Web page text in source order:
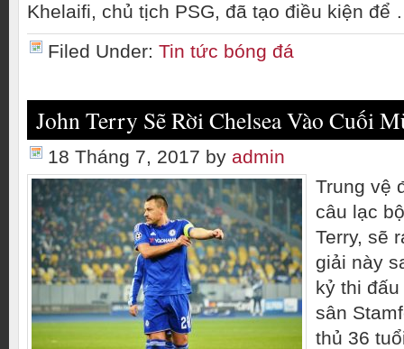
Khelaifi, chủ tịch PSG, đã tạo điều kiện
Filed Under: Tin tức bóng đá
John Terry Sẽ Rời Chelsea Vào Cuối
18 Tháng 7, 2017 by admin
Trung vệ
câu lạc
Terry, sẽ
giải này
kỷ thi
sân
thủ 36